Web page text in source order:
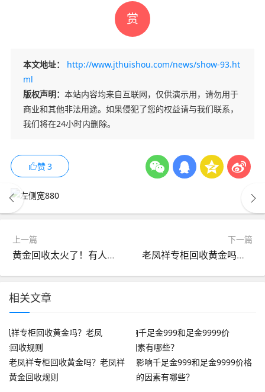
赏
本文地址：
http://www.jthuishou.com/news/show-93.ht
ml
版权声明： 本站内容均来自互联网，仅供演示用，请勿用于
商业和其他非法用途。如果侵犯了您的权益请与我们联系，
我们将在24小时内删除。
赞3
上一篇
黄金回收太火了！有人半夜卖结婚三金，有人一周出货350万
下一篇
老凤祥专柜回收黄金吗？老凤祥黄金回收规则
相关文章
老凤祥专柜回收黄金吗？老凤祥
黄金回收规则
影响千足金999和足金9999价格
的因素有哪些？